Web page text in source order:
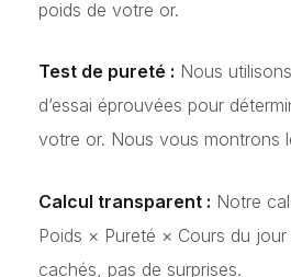
poids de votre or.
Test de pureté : Nous
d’essai éprouvées pour
votre or. Nous vous montrons
Calcul transparent : Notre
Poids × Pureté × Cours du
cachés, pas de surprises.